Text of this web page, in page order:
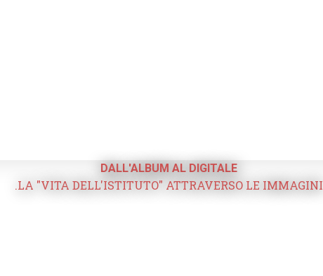
DALL'ALBUM AL DIGITALE
.LA "VITA DELL'ISTITUTO" ATTRAVERSO LE IMMAGINI